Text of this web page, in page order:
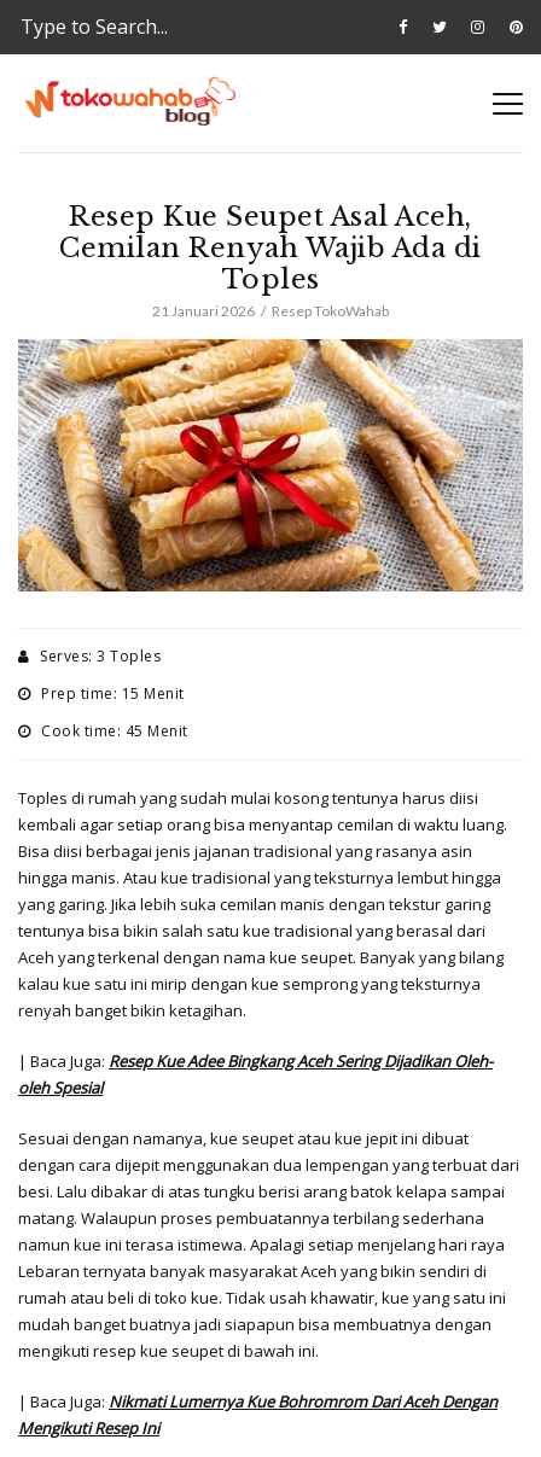
Resep Kue Seupet Asal Aceh,
Cemilan Renyah Wajib Ada di
Toples
21 Januari 2026 Resep TokoWahab
Serves: 3 Toples
Prep time: 15 Menit
Cook time: 45 Menit
Toples di rumah yang sudah mulai kosong tentunya harus diisi
kembali agar setiap orang bisa menyantap cemilan di waktu luang.
Bisa diisi berbagai jenis jajanan tradisional yang rasanya asin
hingga manis. Atau kue tradisional yang teksturnya lembut hingga
yang garing. Jika lebih suka cemilan manis dengan tekstur garing
tentunya bisa bikin salah satu kue tradisional yang berasal dari
Aceh yang terkenal dengan nama kue seupet. Banyak yang bilang
kalau kue satu ini mirip dengan kue semprong yang teksturnya
renyah banget bikin ketagihan.
| Baca Juga: Resep Kue Adee Bingkang Aceh Sering Dijadikan Oleh-
oleh Spesial
Sesuai dengan namanya, kue seupet atau kue jepit ini dibuat
dengan cara dijepit menggunakan dua lempengan yang terbuat dari
besi. Lalu dibakar di atas tungku berisi arang batok kelapa sampai
matang. Walaupun proses pembuatannya terbilang sederhana
namun kue ini terasa istimewa. Apalagi setiap menjelang hari raya
Lebaran ternyata banyak masyarakat Aceh yang bikin sendiri di
rumah atau beli di toko kue. Tidak usah khawatir, kue yang satu ini
mudah banget buatnya jadi siapapun bisa membuatnya dengan
mengikuti resep kue seupet di bawah ini.
| Baca Juga: Nikmati Lumernya Kue Bohromrom Dari Aceh Dengan
Mengikuti Resep Ini